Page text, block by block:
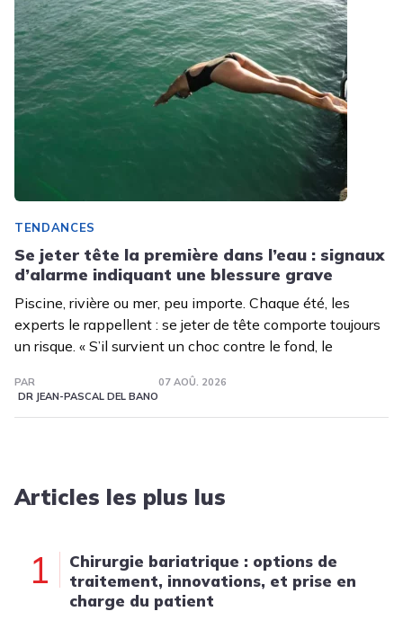
TENDANCES
Se jeter tête la première dans l’eau : signaux
d’alarme indiquant une blessure grave
Piscine, rivière ou mer, peu importe. Chaque été, les
experts le rappellent : se jeter de tête comporte toujours
un risque. « S’il survient un choc contre le fond, le
PAR
DR JEAN-PASCAL DEL BANO
07 AOÛ. 2026
Articles les plus lus
1
Chirurgie bariatrique : options de
traitement, innovations, et prise en
charge du patient